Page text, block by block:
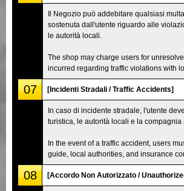
Il Negozio può addebitare qualsiasi
sostenuta dall'utente riguardo alle
le autorità locali.
The shop may charge users for
incurred regarding traffic violations with
07 [Incidenti Stradali / Traffic Accidents]
In caso di incidente stradale, l'utente
turistica, le autorità locali e la compagnia
In the event of a traffic accident, users
guide, local authorities, and insurance
08 [Accordo Non Autorizzato /